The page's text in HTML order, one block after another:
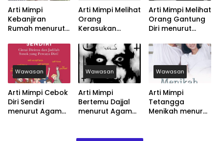
Arti Mimpi
Kebanjiran
Rumah menurut
dan Primbon
Jawa
Arti Mimpi Melihat
Orang
Kerasukan
Psikologi dan
Primbon Jawa
Arti Mimpi Melihat
Orang Gantung
Diri menurut
dan Primbon
Jawa
Wawasan
Arti Mimpi Cebok
Diri Sendiri
menurut Agama,
Wawasan
Arti Mimpi
Bertemu Dajjal
menurut Agama,
Wawasan
Arti Mimpi
Tetangga
Menikah menurut